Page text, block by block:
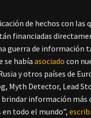
de hechos con las
financiadas
guerra de
se habíaasociado con
y otros países de
Myth Detector, Lead
información más
en todo el mundo”,